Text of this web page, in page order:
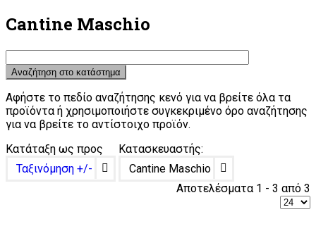
Cantine Maschio
Αφήστε το πεδίο αναζήτησης κενό για να βρείτε όλα τα
προϊόντα ή χρησιμοποιήστε συγκεκριμένο όρο αναζήτησης
για να βρείτε το αντίστοιχο προϊόν.
Κατάταξη ως προς
Ταξινόμηση +/-
Κατασκευαστής:
Cantine Maschio
Αποτελέσματα 1 - 3 από 3